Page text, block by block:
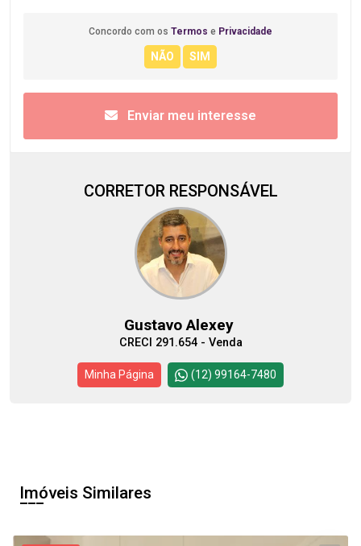
Concordo com os Termos e Privacidade
Enviar meu interesse
CORRETOR RESPONSÁVEL
Gustavo Alexey
CRECI 291.654 - Venda
Minha Página (12) 99164-7480
Imóveis Similares